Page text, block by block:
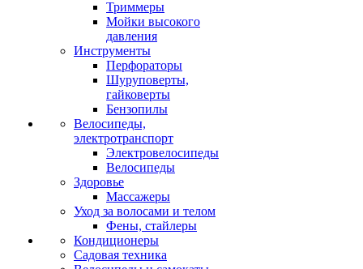
Триммеры
Мойки высокого
давления
Инструменты
Перфораторы
Шуруповерты,
гайковерты
Бензопилы
Велосипеды,
электротранспорт
Электровелосипеды
Велосипеды
Здоровье
Массажеры
Уход за волосами и телом
Фены, стайлеры
Кондиционеры
Садовая техника